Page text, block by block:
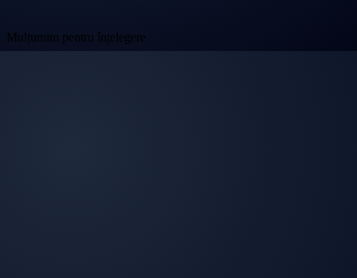
Mulțumim pentru înțelegere